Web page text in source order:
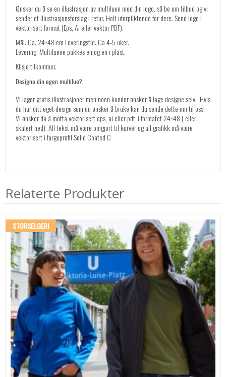
Ønsker du å se en illustrasjon av multiluen med din logo, så be om tilbud og vi
sender et illustrasjonsforslag i retur. Helt uforpliktende for dere. Send logo i
vektorisert format (Eps, Ai eller vektor PDF).
Mål: Ca. 24×48 cm Leveringstid: Ca 4-5 uker.
Levering: Multiluene pakkes en og en i plast.
Klisje tilkommer.
Designe din egen multilue?
Vi lager gratis illustrasjoner men noen kunder ønsker å lage designe selv. Hvis
du har ditt eget design som du ønsker å bruke kan du sende dette inn til oss.
Vi ønsker da å motta vektorisert eps, ai eller pdf i formatet 24×48 ( eller
skalert ned). All tekst må være omgjort til kurver og all grafikk må være
vektorisert i fargeprofil Solid Coated C
Relaterte Produkter
STORSELGER!